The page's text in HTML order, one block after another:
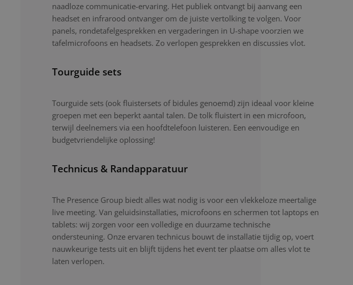
naadloze communicatie-ervaring. Het publiek ontvangt bij aanvang een
headset en infrarood ontvanger om de juiste vertolking te volgen. Voor
panels, rondetafelgesprekken en vergaderingen in U-shape voorzien we
tafelmicrofoons en headsets. Zo verlopen gesprekken en discussies vlot.
Tourguide sets
Tourguide sets (ook fluistersets of bidules genoemd) zijn ideaal voor kleine
groepen met een beperkt aantal talen. De tolk fluistert in een microfoon,
terwijl deelnemers via een hoofdtelefoon luisteren. Een eenvoudige en
budgetvriendelijke oplossing!
Technicus & Randapparatuur
The Presence Group biedt alles wat nodig is voor een vlekkeloze meertalige
live meeting. Van geluidsinstallaties, microfoons en schermen tot laptops en
tablets: wij zorgen voor een volledige en duurzame technische
ondersteuning. Onze ervaren technicus bouwt de installatie tijdig op, voert
nauwkeurige tests uit en blijft tijdens het event ter plaatse om alles vlot te
laten verlopen.